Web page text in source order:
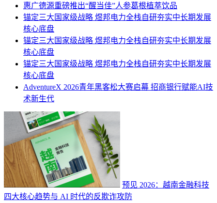
惠广德源重磅推出“醒当佳”人参葛根植萃饮品
锚定三大国家级战略 煜邦电力全栈自研夯实中长期发展
核心底盘
锚定三大国家级战略 煜邦电力全栈自研夯实中长期发展
核心底盘
锚定三大国家级战略 煜邦电力全栈自研夯实中长期发展
核心底盘
AdventureX 2026青年黑客松大赛启幕 招商银行赋能AI技
术新生代
预见 2026：越南金融科技
四大核心趋势与 AI 时代的反欺诈攻防